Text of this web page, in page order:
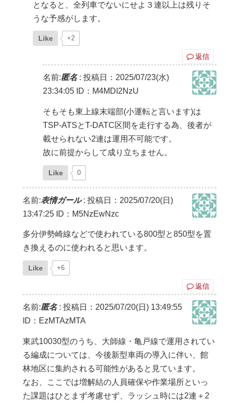
となると、全列車でないにせよ３連以上は残りそ
うな予感がします。
Like +2
返信
名前:匿名: 投稿日：2025/07/23(水)
23:34:05 ID：M4MDI2NzU
そもそも東上線末端部(小運転と言います)は
TSP-ATSとT-DATC区間を走行する為、後者が
載せられない2連は運用不可能です。
故に前提からして成り立ちません。
Like 0
名前:表情ガール: 投稿日：2025/07/20(日)
13:47:25 ID：M5NzEwNzc
多分伊勢崎線などで使われている800型と850型を置
き換えるのに使われると思います。
Like +6
返信
名前:匿名: 投稿日：2025/07/20(日) 13:49:55
ID：EzMTAzMTA
東武10030型のうち、大師線・亀戸線で運用されてい
る編成については、今後新型車両の導入に伴い、館
林地区に集約される可能性があると見ています。
なお、ここでは増解結の人員確保や作業場所といっ
た課題はひとまず考慮せず、ラッシュ時には2連＋2